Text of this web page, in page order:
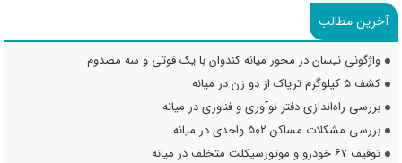
آخرین مطالب
واژگونی نیسان در محور میانه کندوان با یک فوتی و سه مصدوم
کشف ۵ کیلوگرم تریاک از دو زن در میانه
بررسی راه‌اندازی دفتر نوآوری و فناوری در میانه
بررسی مشکلات مساکن ۵۰۲ واحدی در میانه
توقیف ۶۷ خودرو و موتورسیکلت متخلف در میانه